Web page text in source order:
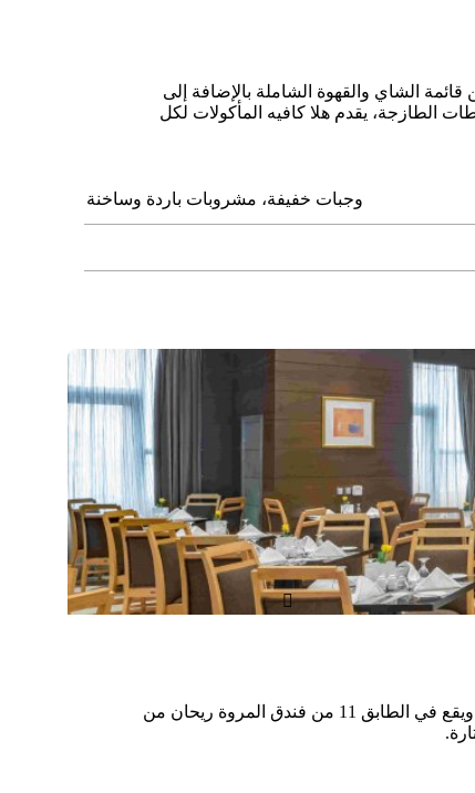
الشاي والقهوة الشاملة بالإضافة إلى
الطازجة، يقدم هلا كافيه المأكولات لكل
وجبات خفيفة، مشروبات باردة وساخنة

مجموعة فاخرة من النكهات العالمية يتم جمعها معًا في أطباق شهية يتم تقديمها ببراعة في مطعم البيت. مطعمنا مفتوح طوال اليوم، ويقع في الطابق 11 من فندق المروة ريحان من